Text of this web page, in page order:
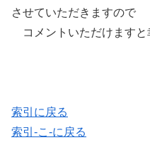
させていただきますので
コメントいただけますと
索引に戻る
索引-こ-に戻る